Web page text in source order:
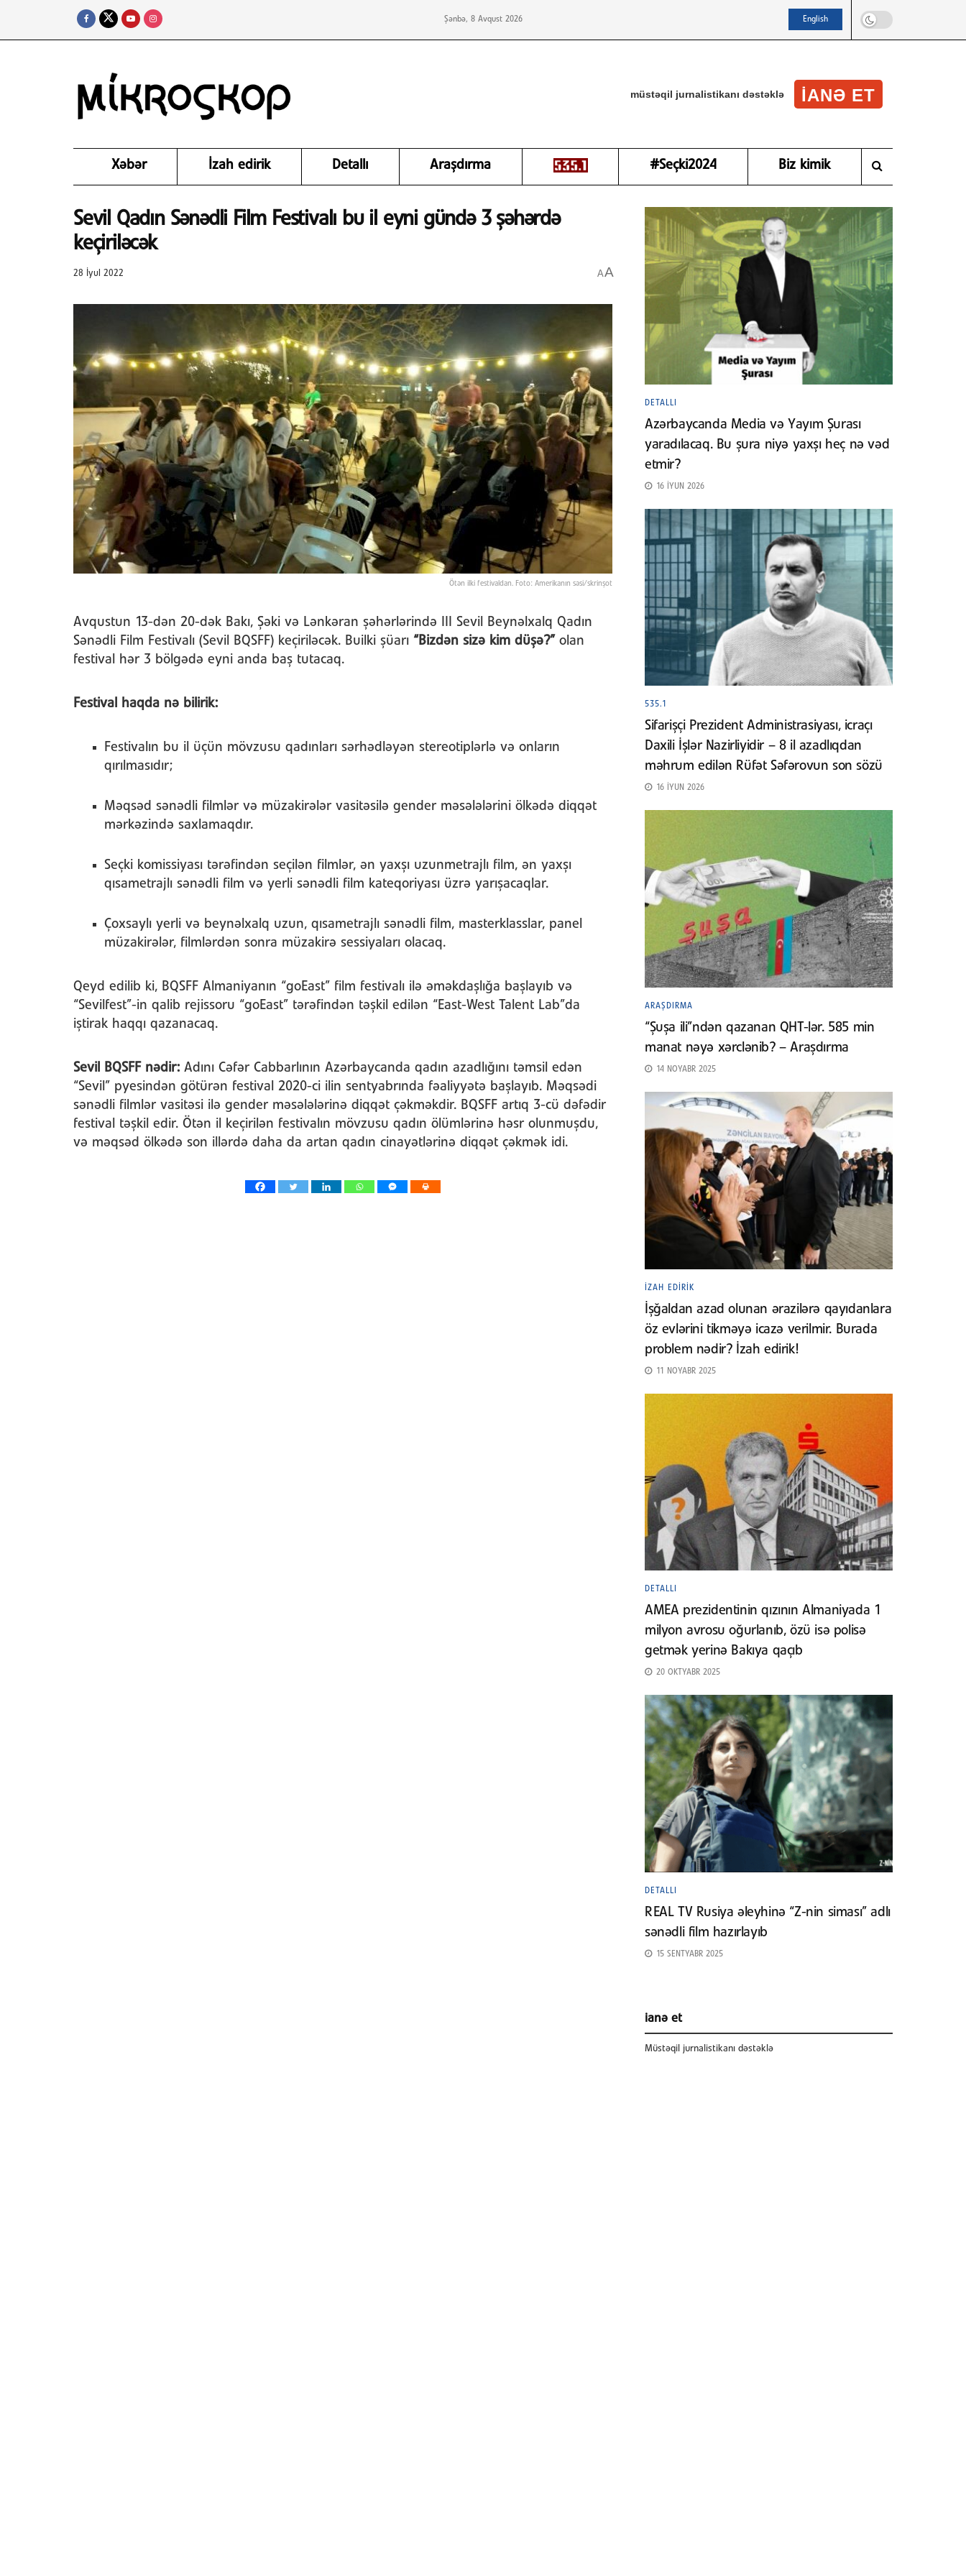
Şənbə, 8 Avqust 2026 English
müstəqil jurnalistikanı dəstəklə IANƏ ET
Xəbər İzah edirik Detallı Araşdırma #Seçki2024 Biz kimik
Sevil Qadın Sənədli Film Festivalı bu il eyni gündə 3 şəhərdə
keçiriləcək
28 İyul 2022 AA
Ötən ilki festivaldan. Foto: Amerikanın səsi/skrinşot
Avqustun 13-dən 20-dək Bakı, Şəki və Lənkəran şəhərlərində III Sevil Beynəlxalq Qadın
Sənədli Film Festivalı (Sevil BQSFF) keçiriləcək. Builki şüarı “Bizdən sizə kim düşə?” olan
festival hər 3 bölgədə eyni anda baş tutacaq.
Festival haqda nə bilirik:
Festivalın bu il üçün mövzusu qadınları sərhədləyən stereotiplərlə və onların
qırılmasıdır;
Məqsəd sənədli filmlər və müzakirələr vasitəsilə gender məsələlərini ölkədə diqqət
mərkəzində saxlamaqdır.
Seçki komissiyası tərəfindən seçilən filmlər, ən yaxşı uzunmetrajlı film, ən yaxşı
qısametrajlı sənədli film və yerli sənədli film kateqoriyası üzrə yarışacaqlar.
Çoxsaylı yerli və beynəlxalq uzun, qısametrajlı sənədli film, masterklasslar, panel
müzakirələr, filmlərdən sonra müzakirə sessiyaları olacaq.
Qeyd edilib ki, BQSFF Almaniyanın “goEast” film festivalı ilə əməkdaşlığa başlayıb və
“Sevilfest”-in qalib rejissoru “goEast” tərəfindən təşkil edilən “East-West Talent Lab”da
iştirak haqqı qazanacaq.
Sevil BQSFF nədir: Adını Cəfər Cabbarlının Azərbaycanda qadın azadlığını təmsil edən
“Sevil” pyesindən götürən festival 2020-ci ilin sentyabrında fəaliyyətə başlayıb. Məqsədi
sənədli filmlər vasitəsi ilə gender məsələlərinə diqqət çəkməkdir. BQSFF artıq 3-cü dəfədir
festival təşkil edir. Ötən il keçirilən festivalın mövzusu qadın ölümlərinə həsr olunmuşdu,
və məqsəd ölkədə son illərdə daha da artan qadın cinayətlərinə diqqət çəkmək idi.
DETALLI
Azərbaycanda Media və Yayım Şurası
yaradılacaq. Bu şura niyə yaxşı heç nə vəd
etmir?
16 İYUN 2026
535.1
Sifarişçi Prezident Administrasiyası, icraçı
Daxili İşlər Nazirliyidir – 8 il azadlıqdan
məhrum edilən Rüfət Səfərovun son sözü
16 İYUN 2026
ARAŞDIRMA
“Şuşa ili”ndən qazanan QHT-lər. 585 min
manat nəyə xərclənib? – Araşdırma
14 NOYABR 2025
İZAH EDIRIK
İşğaldan azad olunan ərazilərə qayıdanlara
öz evlərini tikməyə icazə verilmir. Burada
problem nədir? İzah edirik!
11 NOYABR 2025
DETALLI
AMEA prezidentinin qızının Almaniyada 1
milyon avrosu oğurlanıb, özü isə polisə
getmək yerinə Bakıya qaçıb
20 OKTYABR 2025
DETALLI
REAL TV Rusiya əleyhinə “Z-nin siması” adlı
sənədli film hazırlayıb
15 SENTYABR 2025
ianə et
Müstəqil jurnalistikanı dəstəklə